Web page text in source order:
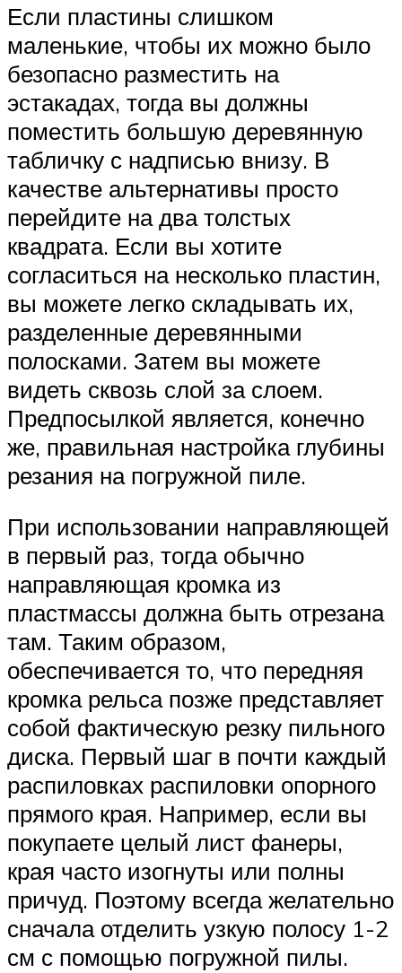
Если пластины слишком
маленькие, чтобы их можно было
безопасно разместить на
эстакадах, тогда вы должны
поместить большую деревянную
табличку с надписью внизу. В
качестве альтернативы просто
перейдите на два толстых
квадрата. Если вы хотите
согласиться на несколько пластин,
вы можете легко складывать их,
разделенные деревянными
полосками. Затем вы можете
видеть сквозь слой за слоем.
Предпосылкой является, конечно
же, правильная настройка глубины
резания на погружной пиле.
При использовании направляющей
в первый раз, тогда обычно
направляющая кромка из
пластмассы должна быть отрезана
там. Таким образом,
обеспечивается то, что передняя
кромка рельса позже представляет
собой фактическую резку пильного
диска. Первый шаг в почти каждый
распиловках распиловки опорного
прямого края. Например, если вы
покупаете целый лист фанеры,
края часто изогнуты или полны
причуд. Поэтому всегда желательно
сначала отделить узкую полосу 1-2
см с помощью погружной пилы.